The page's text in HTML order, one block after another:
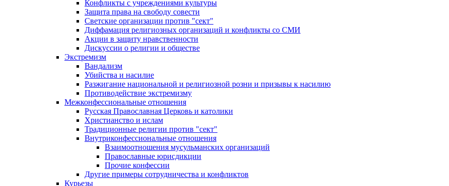
Конфликты с учреждениями культуры
Защита права на свободу совести
Светские организации против "сект"
Диффамация религиозных организаций и конфликты со СМИ
Акции в защиту нравственности
Дискуссии о религии и обществе
Экстремизм
Вандализм
Убийства и насилие
Разжигание национальной и религиозной розни и призывы к насилию
Противодействие экстремизму
Межконфессиональные отношения
Русская Православная Церковь и католики
Христианство и ислам
Традиционные религии против "сект"
Внутриконфессиональные отношения
Взаимоотношения мусульманских организаций
Православные юрисдикции
Прочие конфессии
Другие примеры сотрудничества и конфликтов
Курьезы